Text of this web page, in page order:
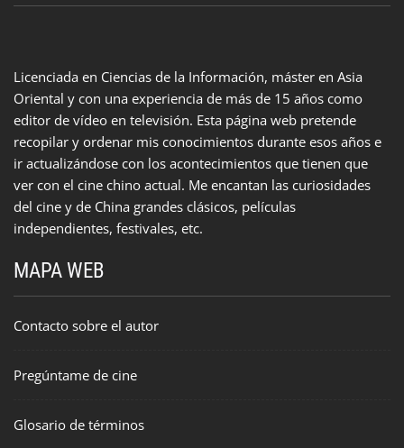
Licenciada en Ciencias de la Información, máster en Asia
Oriental y con una experiencia de más de 15 años como
editor de vídeo en televisión. Esta página web pretende
recopilar y ordenar mis conocimientos durante esos años e
ir actualizándose con los acontecimientos que tienen que
ver con el cine chino actual. Me encantan las curiosidades
del cine y de China grandes clásicos, películas
independientes, festivales, etc.
MAPA WEB
Contacto sobre el autor
Pregúntame de cine
Glosario de términos